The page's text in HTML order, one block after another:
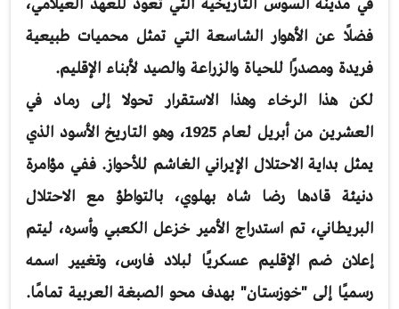
فضلًا عن الأهوار الشاسعة التي تمثل محميات طبيعية
فريدة ومصدرًا للحياة والزراعة والصيد لأبناء الإقليم.
لكن هذا الرخاء وهذا الاستقرار تحولا إلى رماد في
العشرين من أبريل لعام 1925، وهو التاريخ الأسود الذي
يمثل بداية الاحتلال الإيراني الغاشم للأحواز. ففي مؤامرة
دنيئة قادها رضا شاه بهلوي، بالتواطؤ مع الاحتلال
البريطاني، تم استدراج الأمير خزعل الكعبي وأسره، ليتم
إعلان ضم الإقليم عسكريًا لبلاد فارس، وتغيير اسمه
رسميًا إلى "خوزستان" بهدف محو الصبغة العربية تمامًا.